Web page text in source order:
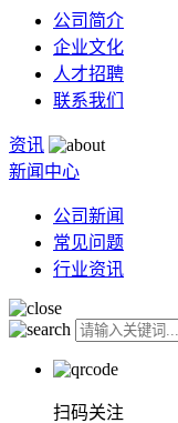
公司简介
企业文化
人才招聘
联系我们
资讯
新闻中心
公司新闻
常见问题
行业资讯
扫码关注